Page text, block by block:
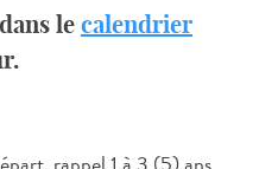
le calendrier